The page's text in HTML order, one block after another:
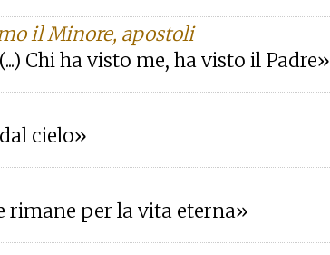
il Minore, apostoli
Chi ha visto me, ha visto il Padre»
cielo»
rimane per la vita eterna»